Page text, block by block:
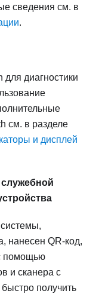
сведения см. в
.
для диагностики
см. в разделе
и дисплей
служебной
нанесен QR-код,
помощью
и сканера с
получить